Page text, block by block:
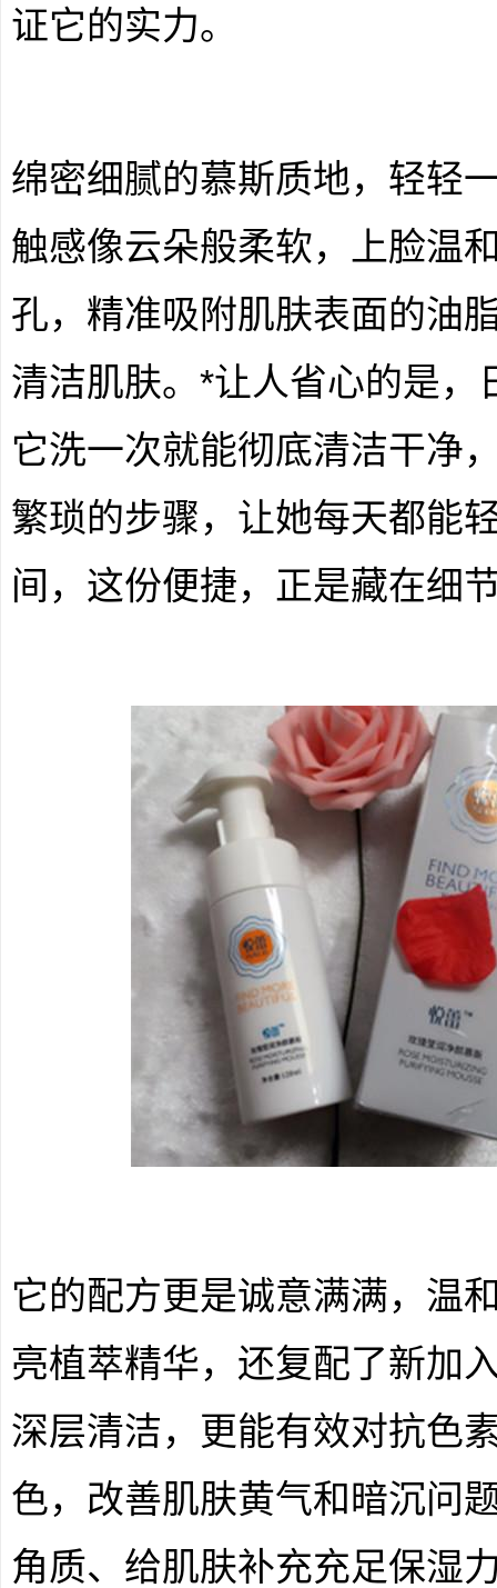
证它的实力。
绵密细腻的慕斯质地，轻轻
触感像云朵般柔软，上脸温
孔，精准吸附肌肤表面的油
清洁肌肤。*让人省心的是
它洗一次就能彻底清洁干净
繁琐的步骤，让她每天都能
间，这份便捷，正是藏在细
它的配方更是诚意满满，温
亮植萃精华，还复配了新加
深层清洁，更能有效对抗色
色，改善肌肤黄气和暗沉问
角质、给肌肤补充充足保湿